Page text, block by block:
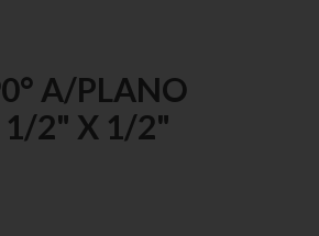
A/PLANO
1/2" X 1/2"